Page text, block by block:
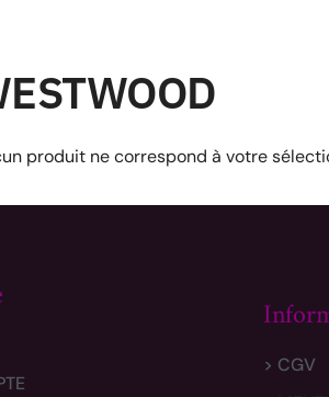
produit ne correspond à votre
> CGV